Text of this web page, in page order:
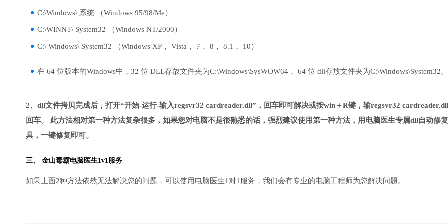
C:\Windows\ 系统 （Windows 95/98/Me）
C:\WINNT\ System32 （Windows NT/2000）
C:\ Windows\ System32 （Windows XP， Vista， 7， 8， 8.1， 10）
在 64 位版本的Windows中，32 位 DLL存放文件夹为C:\Windows\SysWOW64， 64 位 dll存放文件夹为C:\Windows\System32。
2、dll文件拷贝完成后，打开“开始-运行-输入regsvr32 cardreader.dll”，回车即可解决或按win＋R键，输regsvr32 cardreader.dll
回车。 此方法相对第一种方法复杂很多，如果您对电脑不是很熟悉的话，强烈建议使用第一种方法，用电脑医生专属dll自动修
具，一键修复即可。
三、 金山毒霸电脑医生1v1服务
如果上面2种方法依然无法解决您的问题，可以使用电脑医生1对1服务，我们会有专业的电脑工程师为您解决问题。